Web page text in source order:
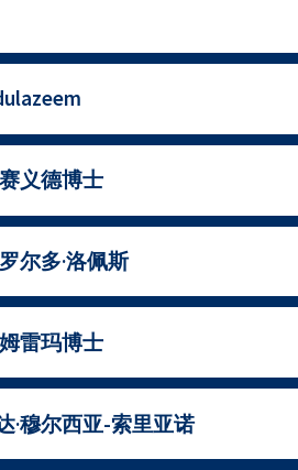
义德博士
尔多·洛佩斯
雷玛博士
·穆尔西亚-索里亚诺